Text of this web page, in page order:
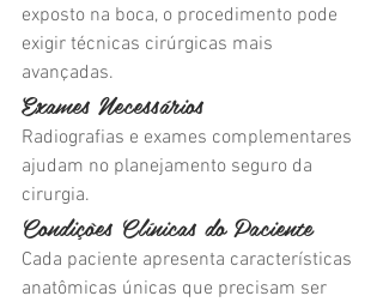
exposto na boca, o procedimento pode
exigir técnicas cirúrgicas mais
avançadas.
Exames Necessários
Radiografias e exames complementares
ajudam no planejamento seguro da
cirurgia.
Condições Clínicas do Paciente
Cada paciente apresenta características
anatômicas únicas que precisam ser